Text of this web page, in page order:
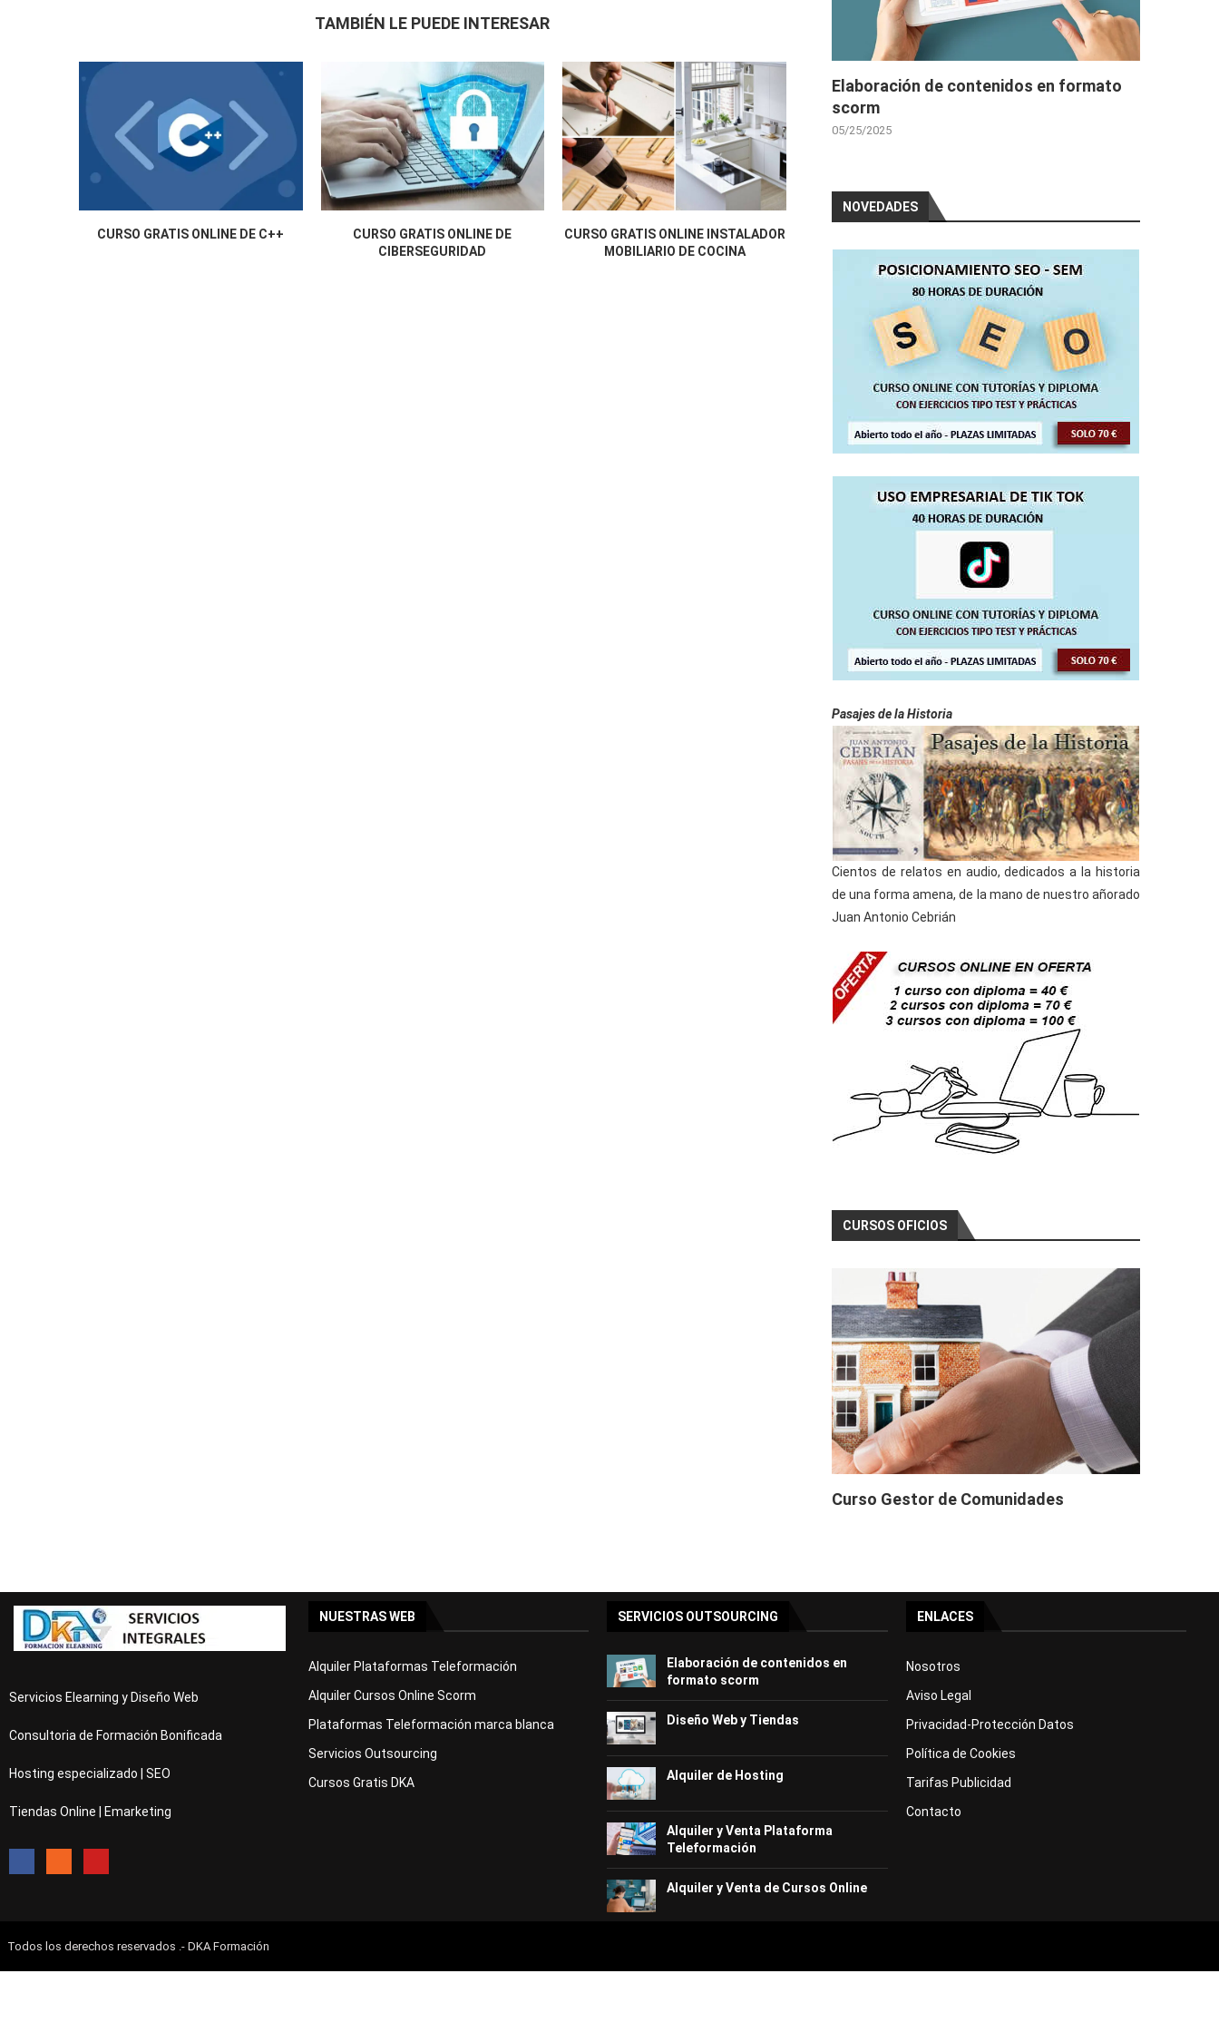
TAMBIÉN LE PUEDE INTERESAR
CURSO GRATIS ONLINE DE C++
CURSO GRATIS ONLINE DE
CIBERSEGURIDAD
CURSO GRATIS ONLINE INSTALADOR
MOBILIARIO DE COCINA
Elaboración de contenidos en formato
scorm
05/25/2025
NOVEDADES
Pasajes de la Historia
Cientos de relatos en audio, dedicados a la historia
de una forma amena, de la mano de nuestro añorado
Juan Antonio Cebrián
CURSOS OFICIOS
Curso Gestor de Comunidades
Servicios Elearning y Diseño Web
Consultoria de Formación Bonificada
Hosting especializado | SEO
Tiendas Online | Emarketing
NUESTRAS WEB
Alquiler Plataformas Teleformación
Alquiler Cursos Online Scorm
Plataformas Teleformación marca blanca
Servicios Outsourcing
Cursos Gratis DKA
SERVICIOS OUTSOURCING
Elaboración de contenidos en
formato scorm
Diseño Web y Tiendas
Alquiler de Hosting
Alquiler y Venta Plataforma
Teleformación
Alquiler y Venta de Cursos Online
ENLACES
Nosotros
Aviso Legal
Privacidad-Protección Datos
Política de Cookies
Tarifas Publicidad
Contacto
Todos los derechos reservados .- DKA Formación